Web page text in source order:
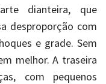
dianteira, que
desproporção com
e grade. Sem
melhor. A traseira
com pequenos